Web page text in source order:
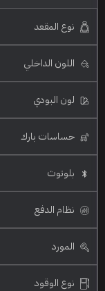
نوع المقعد
اللون الداخلي
لون البودي
حساسات بارك
بلوتوث
نظام الدفع
المورد
نوع الوقود